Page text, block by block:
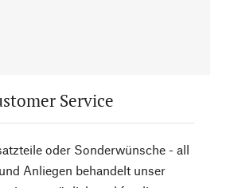
Service
oder Sonderwünsche - all
Anliegen behandelt unser